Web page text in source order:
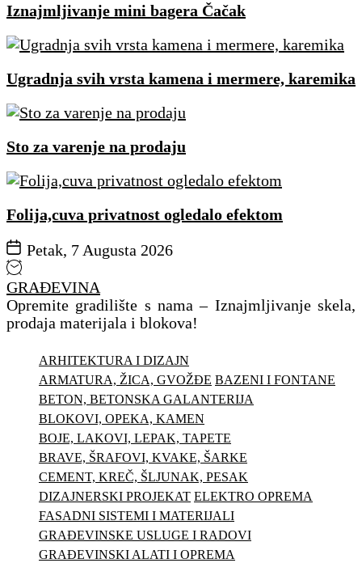
Iznajmljivanje mini bagera Čačak
Ugradnja svih vrsta kamena i mermere, karemika
Sto za varenje na prodaju
Folija,cuva privatnost ogledalo efektom
Petak, 7 Augusta 2026
GRAĐEVINA
Opremite gradilište s nama – Iznajmljivanje skela,
prodaja materijala i blokova!
ARHITEKTURA I DIZAJN
ARMATURA, ŽICA, GVOŽĐE BAZENI I FONTANE
BETON, BETONSKA GALANTERIJA
BLOKOVI, OPEKA, KAMEN
BOJE, LAKOVI, LEPAK, TAPETE
BRAVE, ŠRAFOVI, KVAKE, ŠARKE
CEMENT, KREČ, ŠLJUNAK, PESAK
DIZAJNERSKI PROJEKAT ELEKTRO OPREMA
FASADNI SISTEMI I MATERIJALI
GRAĐEVINSKE USLUGE I RADOVI
GRAĐEVINSKI ALATI I OPREMA